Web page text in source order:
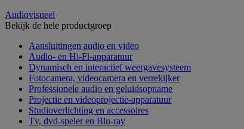
Audiovisueel
Bekijk de hele productgroep
Aansluitingen audio en video
Audio- en Hi-Fi-apparatuur
Dynamisch en interactief weergavesysteem
Fotocamera, videocamera en verrekijker
Professionele audio en geluidsopname
Projectie en videoprojectie-apparatuur
Studioverlichting en accessoires
Tv, dvd-speler en Blu-ray